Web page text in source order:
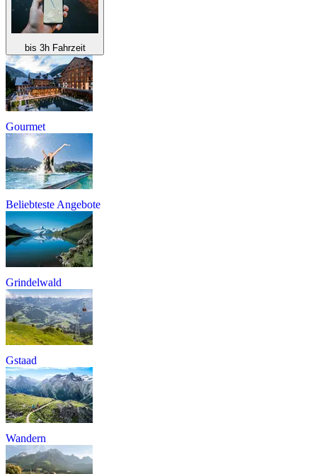
bis 3h Fahrzeit
Gourmet
Beliebteste Angebote
Grindelwald
Gstaad
Wandern